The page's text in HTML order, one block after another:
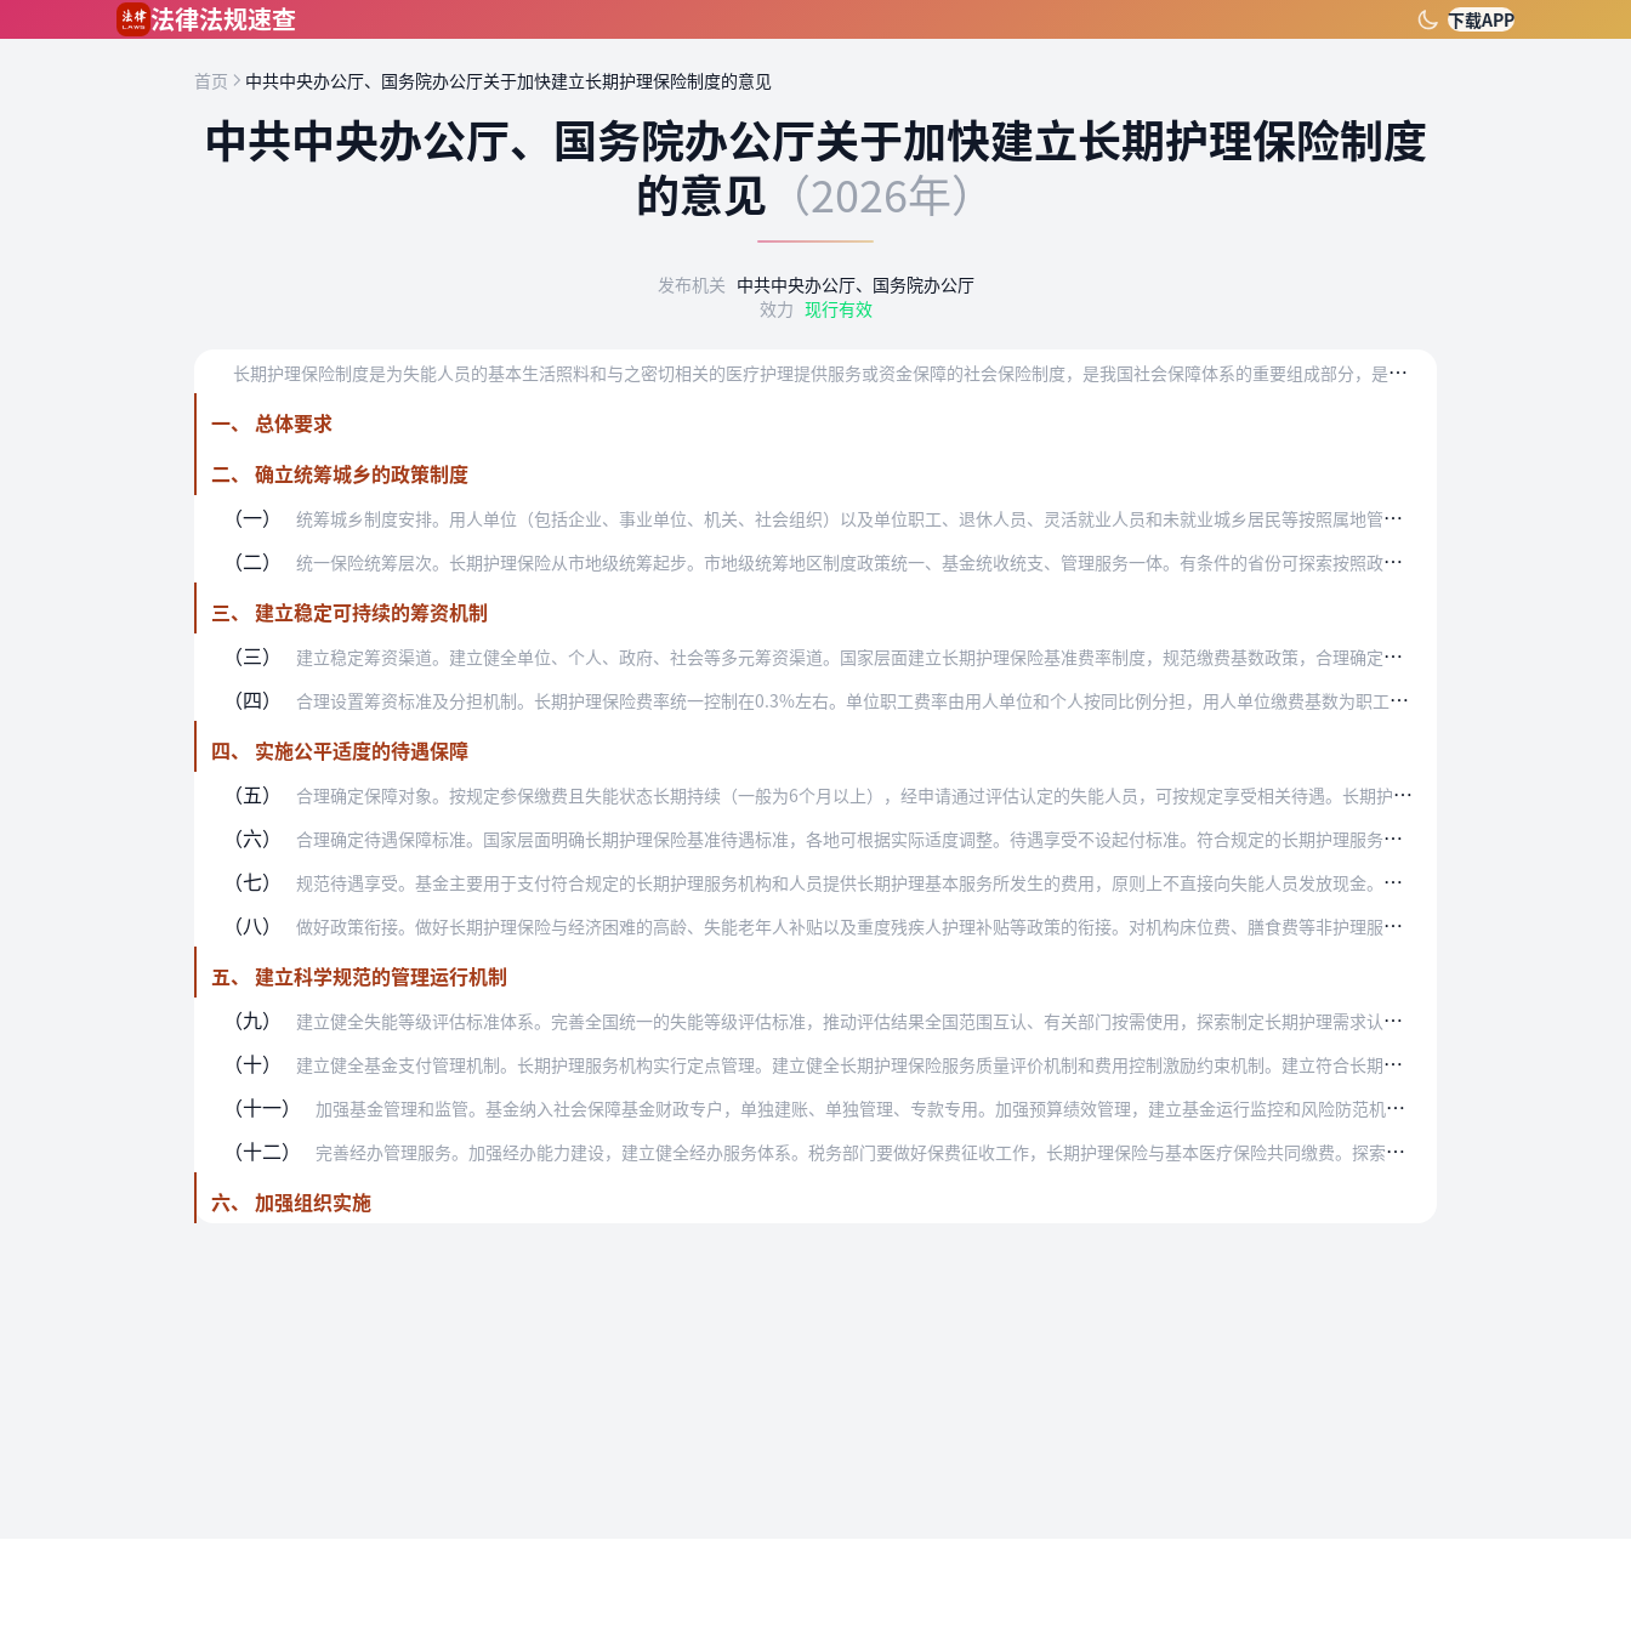
法律法规速查 下载APP
首页 中共中央办公厅、国务院办公厅关于加快建立长期护理保险制度的意见
中共中央办公厅、国务院办公厅关于加快建立长期护理保险制度
的意见 （2026年）
发布机关 中共中央办公厅、国务院办公厅
效力 现行有效
长
期护理保险制度是为失能人员的基本生活照料和与之密切相关的医疗护理提供服务或资金保障的社会保险制度，是我国社会保障体系的重要组成部分，是实施积极应对人口老龄化国…
一、 总体要求
二、 确立统筹城乡的政策制度
（一）
统筹城乡制度安排。用人单位（包括企业、事业单位、机关、社会组织）以及单位职工、退休人员、灵活就业人员和未就业城乡居民等按照属地管理原则，参加长期护理保险。长期护…
（二） 统一保险统筹层次。长期护理保险从市地级统筹起步。市地级统筹地区制度政策统一、基金统收统支、管理服务一体。有条件的省份可探索按照政策统一规范、基金调剂平衡、完善分…
三、 建立稳定可持续的筹资机制
（三）
建立稳定筹资渠道。建立健全单位、个人、政府、社会等多元筹资渠道。国家层面建立长期护理保险基准费率制度，规范缴费基数政策，合理确定费率，实行动态调整。职工基本医疗…
（四） 合理设置筹资标准及分担机制。长期护理保险费率统一控制在0.3%左右。单位职工费率由用人单位和个人按同比例分担，用人单位缴费基数为职工工资总额，个人缴费基数为本人…
四、 实施公平适度的待遇保障
（五）
合理确定保障对象。按规定参保缴费且失能状态长期持续（一般为6个月以上），经申请通过评估认定的失能人员，可按规定享受相关待遇。长期护理保险制度起步阶段保障重度失能…
（六） 合理确定待遇保障标准。国家层面明确长期护理保险基准待遇标准，各地可根据实际适度调整。待遇享受不设起付标准。符合规定的长期护理服务费用，按未就业城乡居民参保政策参…
（七） 规范待遇享受。基金主要用于支付符合规定的长期护理服务机构和人员提供长期护理基本服务所发生的费用，原则上不直接向失能人员发放现金。国家层面统一制定长期护理保险服务…
（八） 做好政策衔接。做好长期护理保险与经济困难的高龄、失能老年人补贴以及重度残疾人护理补贴等政策的衔接。对机构床位费、膳食费等非护理服务费用以及应由医疗保险支付的医疗…
五、 建立科学规范的管理运行机制
（九）
建立健全失能等级评估标准体系。完善全国统一的失能等级评估标准，推动评估结果全国范围互认、有关部门按需使用，探索制定长期护理需求认定标准和服务计划相关规定。鼓励支…
（十） 建立健全基金支付管理机制。长期护理服务机构实行定点管理。建立健全长期护理保险服务质量评价机制和费用控制激励约束机制。建立符合长期护理保险服务特点的支付机制和协商…
（十一） 加强基金管理和监管。基金纳入社会保障基金财政专户，单独建账、单独管理、专款专用。加强预算绩效管理，建立基金运行监控和风险防范机制，做好中长期精算分析。建立健全基…
（十二） 完善经办管理服务。加强经办能力建设，建立健全经办服务体系。税务部门要做好保费征收工作，长期护理保险与基本医疗保险共同缴费。探索引入社会力量参与经办管理服务，强化…
六、 加强组织实施